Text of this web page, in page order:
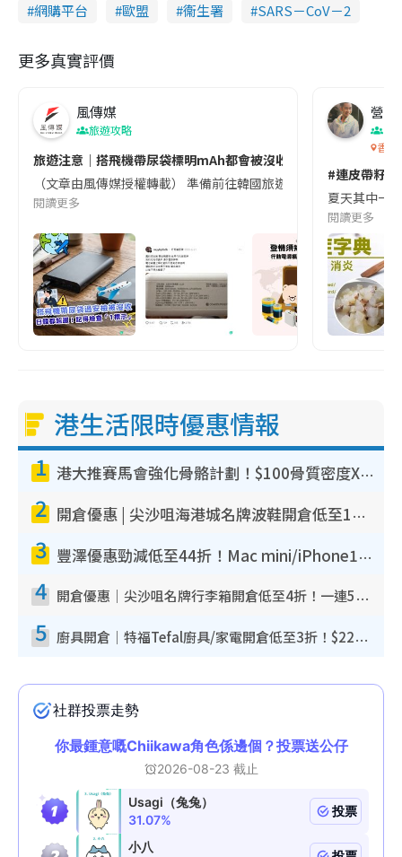
網購平台
歐盟 衞生署 SARS－CoV－2
更多真實評價
風傳媒
旅遊攻略
旅遊注意｜搭飛機帶尿袋標明mAh都會被沒收😱出發前切記檢查
（文章由風傳媒授權轉載） 準備前往韓國旅遊的民眾，近期要
閱讀更多
營養
香港
#連皮帶籽
夏天其中一
閱讀更多
港生活限時優惠情報
1 港大推賽馬會強化骨骼計劃！$100骨質密度X光檢查 完成免費運動訓練送超市禮券！附參加資格
2 開倉優惠 | 尖沙咀海港城名牌波鞋開倉低至1折！On鞋$899起／Joy&Peace鞋履$98起
3 豐澤優惠勁減低至44折！Mac mini/iPhone17Pro大減價！廚房家電$220起
4 開倉優惠｜尖沙咀名牌行李箱開倉低至4折！一連5日 American Tourister/ace./Hallmark $200起！
5 廚具開倉｜特福Tefal廚具/家電開倉低至3折！$220起買平底鍋/炒鑊/湯煲！電飯煲/吸塵機/燙斗$418起